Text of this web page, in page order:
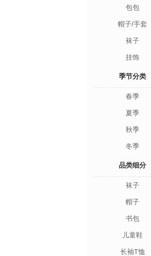
包包
帽子/手套
袜子
挂饰
季节分类
春季
夏季
秋季
冬季
品类细分
袜子
帽子
书包
儿童鞋
长袖T恤